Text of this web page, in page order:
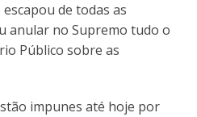
de todas as
anular no Supremo tudo o
Público sobre as
impunes até hoje por